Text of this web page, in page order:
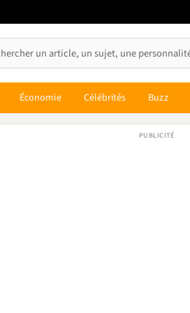
Économie Célébrités Buzz